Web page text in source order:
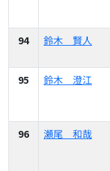
94
鈴木 賢人
95
鈴木 澄江
96 瀬尾 和哉